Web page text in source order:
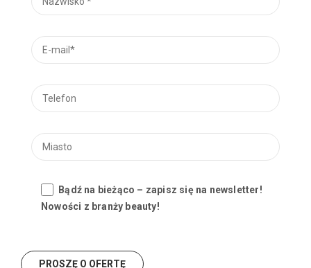
Bądź na bieżąco – zapisz się na newsletter!
Nowości z branży beauty!